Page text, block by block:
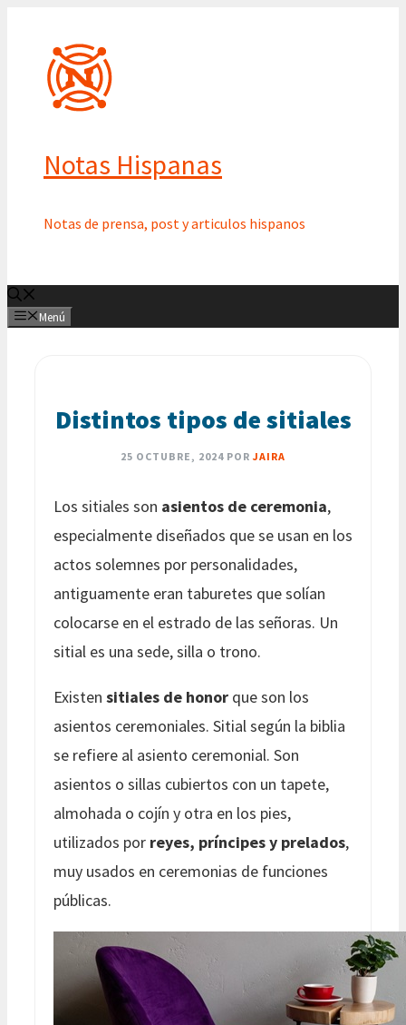
contenido
Notas Hispanas
Notas de prensa, post y articulos hispanos
Menú
Distintos tipos de sitiales
25 OCTUBRE, 2024 POR JAIRA
Los sitiales son asientos de ceremonia,
especialmente diseñados que se usan en los
actos solemnes por personalidades,
antiguamente eran taburetes que solían
colocarse en el estrado de las señoras. Un
sitial es una sede, silla o trono.
Existen sitiales de honor que son los
asientos ceremoniales. Sitial según la biblia
se refiere al asiento ceremonial. Son
asientos o sillas cubiertos con un tapete,
almohada o cojín y otra en los pies,
utilizados por reyes, príncipes y prelados,
muy usados en ceremonias de funciones
públicas.